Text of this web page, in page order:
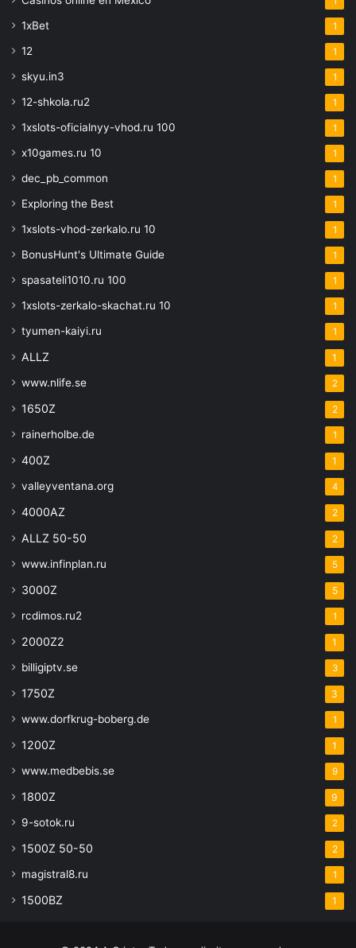
1xBet 1
12 1
skyu.in3 1
12-shkola.ru2 1
1xslots-oficialnyy-vhod.ru 100 1
x10games.ru 10 1
dec_pb_common 1
Exploring the Best 1
1xslots-vhod-zerkalo.ru 10 1
BonusHunt's Ultimate Guide 1
spasateli1010.ru 100 1
1xslots-zerkalo-skachat.ru 10 1
tyumen-kaiyi.ru 1
ALLZ 1
www.nlife.se 2
1650Z 2
rainerholbe.de 1
400Z 1
valleyventana.org 4
4000AZ 2
ALLZ 50-50 2
www.infinplan.ru 5
3000Z 5
rcdimos.ru2 1
2000Z2 1
billigiptv.se 3
1750Z 3
www.dorfkrug-boberg.de 1
1200Z 1
www.medbebis.se 9
1800Z 9
9-sotok.ru 2
1500Z 50-50 2
magistral8.ru 1
1500BZ 1